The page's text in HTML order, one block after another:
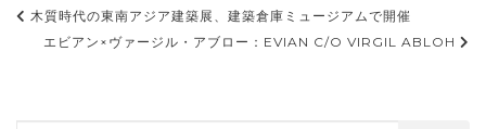
投
稿
木質時代の東南アジア建築展、建築倉庫ミュージアムで開催
エビアン×ヴァージル・アブロー：EVIAN C/O VIRGIL ABLOH